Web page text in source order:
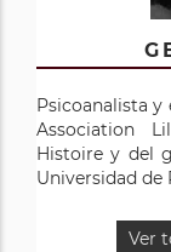
Psicoanalista y
Association
Histoire y del
Universidad de
Ver